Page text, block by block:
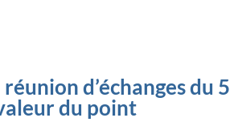
d’échanges du 5
du point